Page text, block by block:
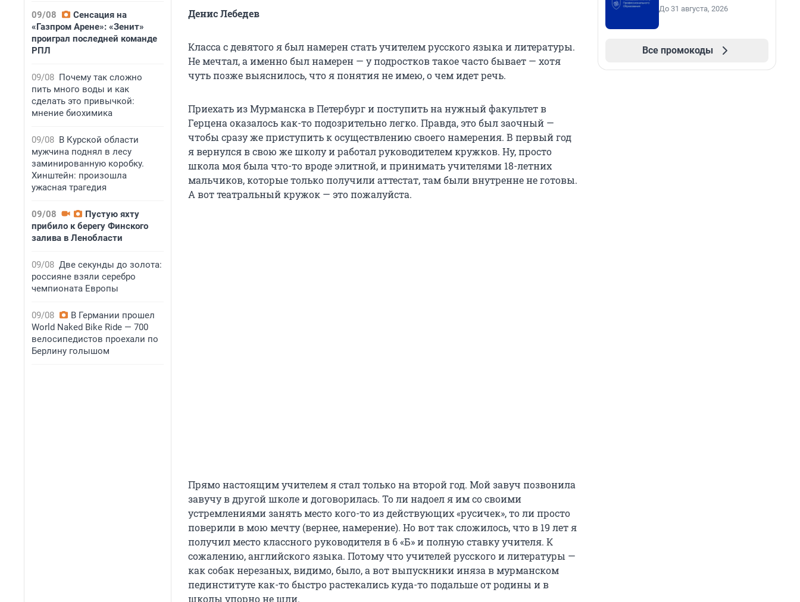
09/08
Сенсация на
«Газпром Арене»: «Зенит»
проиграл последней команде
РПЛ
09/08 Почему так сложно
пить много воды и как
сделать это привычкой:
мнение биохимика
09/08 В Курской области
мужчина поднял в лесу
заминированную коробку.
Хинштейн: произошла
ужасная трагедия
09/08
Пустую яхту
прибило к берегу Финского
залива в Ленобласти
09/08 Две секунды до золота:
россияне взяли серебро
чемпионата Европы
09/08
В Германии прошел
World Naked Bike Ride — 700
велосипедистов проехали по
Берлину голышом
Денис Лебедев
Класса с девятого я был намерен стать учителем русского языка и литературы.
Не мечтал, а именно был намерен — у подростков такое часто бывает — хотя
чуть позже выяснилось, что я понятия не имею, о чем идет речь.
Приехать из Мурманска в Петербург и поступить на нужный факультет в
Герцена оказалось как-то подозрительно легко. Правда, это был заочный —
чтобы сразу же приступить к осуществлению своего намерения. В первый год
я вернулся в свою же школу и работал руководителем кружков. Ну, просто
школа моя была что-то вроде элитной, и принимать учителями 18-летних
мальчиков, которые только получили аттестат, там были внутренне не готовы.
А вот театральный кружок — это пожалуйста.
Прямо настоящим учителем я стал только на второй год. Мой завуч позвонила
завучу в другой школе и договорилась. То ли надоел я им со своими
устремлениями занять место кого-то из действующих «русичек», то ли просто
поверили в мою мечту (вернее, намерение). Но вот так сложилось, что в 19 лет я
получил место классного руководителя в 6 «Б» и полную ставку учителя. К
сожалению, английского языка. Потому что учителей русского и литературы —
как собак нерезаных, видимо, было, а вот выпускники иняза в мурманском
пединституте как-то быстро растекались куда-то подальше от родины и в
школы упорно не шли.
До 31 августа, 2026
Все промокоды